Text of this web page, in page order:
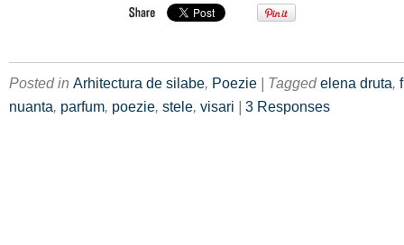
Posted in Arhitectura de silabe, Poezie | Taggedelena druta,
nuanta, parfum, poezie, stele, visari | 3 Responses